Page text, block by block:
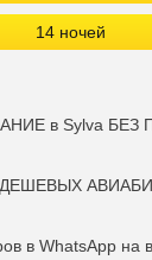
14 ночей
в Sylva БЕЗ
в WhatsApp на